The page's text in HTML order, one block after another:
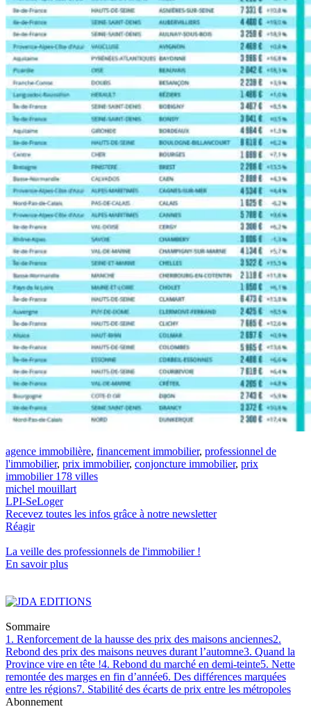
agence immobilière, financement immobilier, professionnel de
l'immobilier, prix immobilier, conjoncture immobilier, prix
immobilier 178 villes
michel mouillart
LPI-SeLoger
Recevez toutes les infos grâce à notre newsletter
Réagir
La veille des professionnels de l'immobilier!
En savoir plus
Sommaire
1. Renforcement de la hausse des prix des maisons anciennes2.
Rebond des prix des maisons neuves durant l’automne3. Quand la
Province vire en tête !4. Rebond du marché en demi-teinte5. Nette
remontée des marges en fin d’année6. Des différences marquées
entre les régions7. Stabilité des écarts de prix entre les métropoles
Abonnement